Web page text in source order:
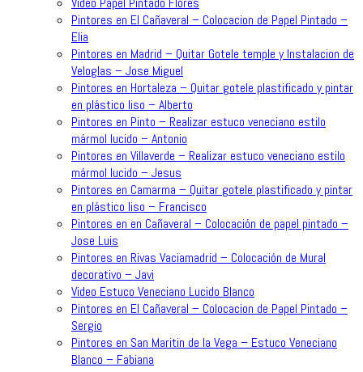
Pintores en El Cañaveral – Colocacion de Papel Pintado –
Elia
Pintores en Madrid – Quitar Gotele temple y Instalacion de
Veloglas – Jose Miguel
Pintores en Hortaleza – Quitar gotele plastificado y pintar
en plástico liso – Alberto
Pintores en Pinto – Realizar estuco veneciano estilo
mármol lucido – Antonio
Pintores en Villaverde – Realizar estuco veneciano estilo
mármol lucido – Jesus
Pintores en Camarma – Quitar gotele plastificado y pintar
en plástico liso – Francisco
Pintores en en Cañaveral – Colocación de papel pintado –
Jose Luis
Pintores en Rivas Vaciamadrid – Colocación de Mural
decorativo – Javi
Video Estuco Veneciano Lucido Blanco
Pintores en El Cañaveral – Colocacion de Papel Pintado –
Sergio
Pintores en San Maritin de la Vega – Estuco Veneciano
Blanco – Fabiana